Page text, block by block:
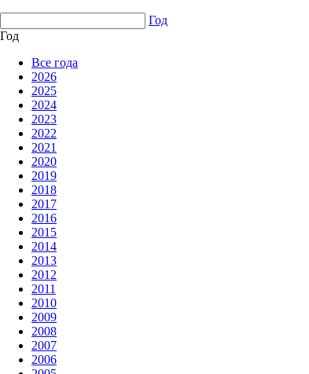
Год
Год
Все года
2026
2025
2024
2023
2022
2021
2020
2019
2018
2017
2016
2015
2014
2013
2012
2011
2010
2009
2008
2007
2006